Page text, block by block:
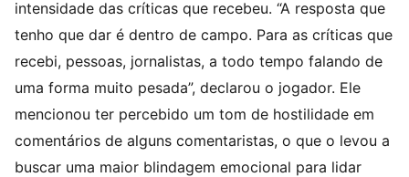
intensidade das críticas que recebeu. “A resposta que
tenho que dar é dentro de campo. Para as críticas que
recebi, pessoas, jornalistas, a todo tempo falando de
uma forma muito pesada”, declarou o jogador. Ele
mencionou ter percebido um tom de hostilidade em
comentários de alguns comentaristas, o que o levou a
buscar uma maior blindagem emocional para lidar